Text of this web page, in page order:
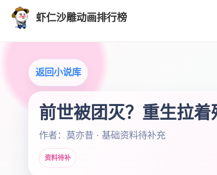
虾仁沙雕动画排行榜
返回小说库
前世被团灭？重生拉着
作者：莫亦昔 · 基础资料待补充
资料待补